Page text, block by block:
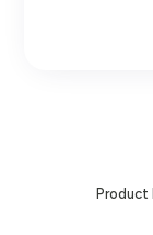
Product